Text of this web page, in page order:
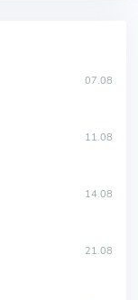
07.08
11.08
14.08
21.08